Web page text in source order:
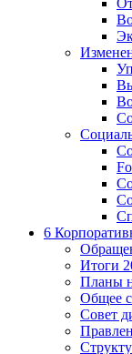
6
Итоги
Планы
Общее
Совет